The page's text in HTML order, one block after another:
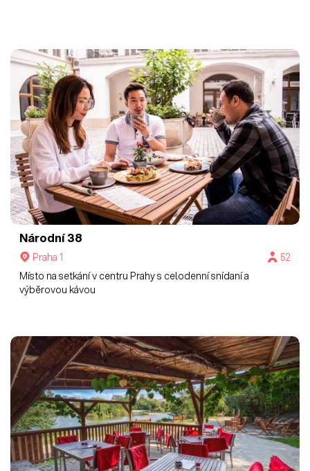
Národní 38
Praha 1
52
Místo na setkání v centru Prahy s celodenní snídaní a
výběrovou kávou